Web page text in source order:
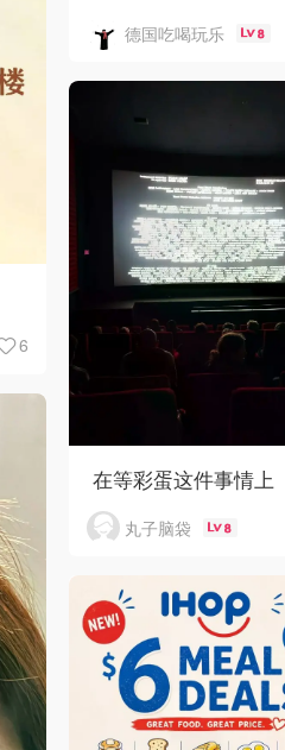
德国吃喝玩乐 8
6
在等彩蛋这件事情上
丸子脑袋 8